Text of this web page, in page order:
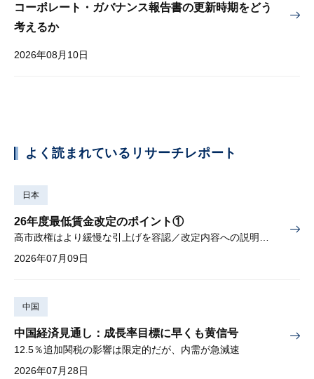
コーポレート・ガバナンス報告書の更新時期をどう
考えるか
2026年08月10日
よく読まれているリサーチレポート
日本
26年度最低賃金改定のポイント①
高市政権はより緩慢な引上げを容認／改定内容への説明責任が焦点
2026年07月09日
中国
中国経済見通し：成長率目標に早くも黄信号
12.5％追加関税の影響は限定的だが、内需が急減速
2026年07月28日